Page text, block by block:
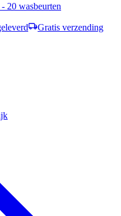
20 wasbeurten
Gratis verzending